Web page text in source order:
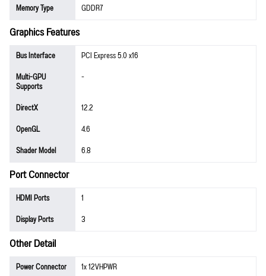
Memory Type
GDDR7
Graphics Features
Bus Interface
PCI Express 5.0 x16
Multi-GPU
Supports
-
DirectX
12.2
OpenGL
4.6
Shader Model
6.8
Port Connector
HDMI Ports
1
Display Ports
3
Other Detail
Power Connector
1x 12VHPWR